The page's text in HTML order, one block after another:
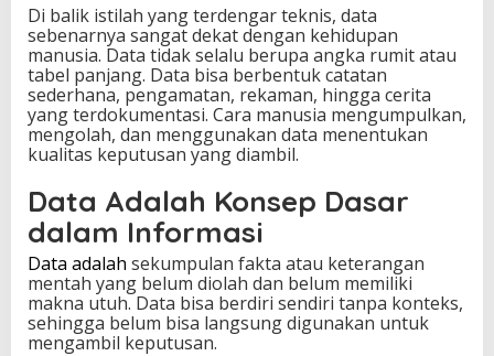
t
a
d
a
a
m
K
e
h
i
d
u
p
a
n
M
Di balik istilah yang terdengar teknis, data
sebenarnya sangat dekat dengan kehidupan
manusia. Data tidak selalu berupa angka rumit atau
tabel panjang. Data bisa berbentuk catatan
sederhana, pengamatan, rekaman, hingga cerita
yang terdokumentasi. Cara manusia mengumpulkan,
mengolah, dan menggunakan data menentukan
kualitas keputusan yang diambil.
Data Adalah Konsep Dasar
dalam Informasi
Data adalah sekumpulan fakta atau keterangan
mentah yang belum diolah dan belum memiliki
makna utuh. Data bisa berdiri sendiri tanpa konteks,
sehingga belum bisa langsung digunakan untuk
mengambil keputusan.